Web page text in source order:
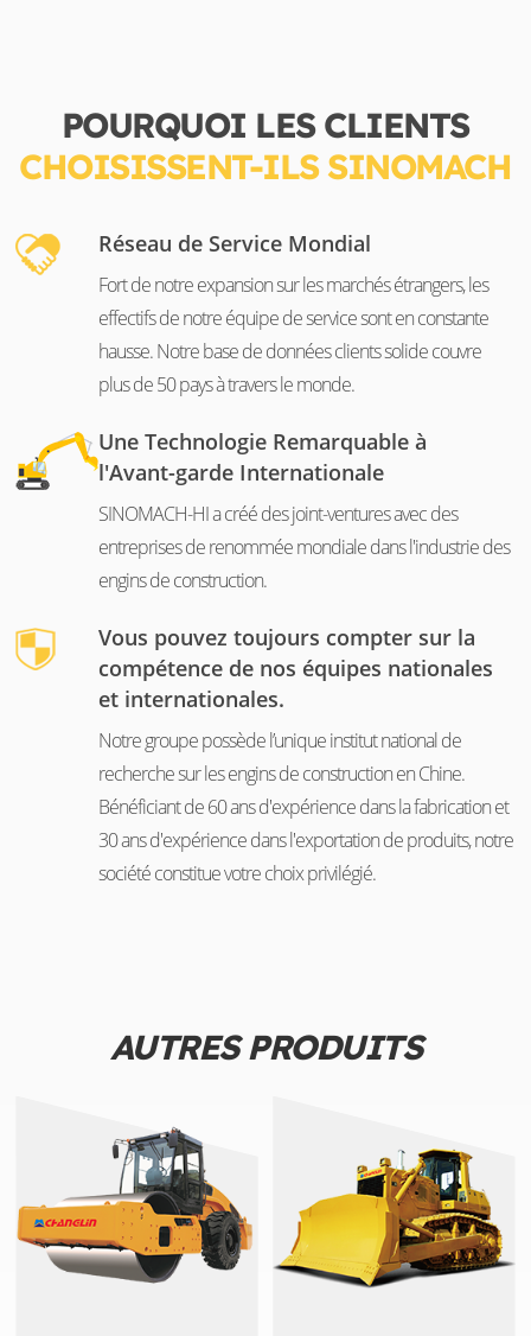
POURQUOI LES CLIENTS
CHOISISSENT-ILS SINOMACH
Réseau de Service Mondial
Fort de notre expansion sur les marchés étrangers, les
effectifs de notre équipe de service sont en constante
hausse. Notre base de données clients solide couvre
plus de 50 pays à travers le monde.
Une Technologie Remarquable à
l'Avant-garde Internationale
SINOMACH-HI a créé des joint-ventures avec des
entreprises de renommée mondiale dans l'industrie des
engins de construction.
Vous pouvez toujours compter sur la
compétence de nos équipes nationales
et internationales.
Notre groupe possède l’unique institut national de
recherche sur les engins de construction en Chine.
Bénéficiant de 60 ans d'expérience dans la fabrication et
30 ans d'expérience dans l'exportation de produits, notre
société constitue votre choix privilégié.
AUTRES PRODUITS